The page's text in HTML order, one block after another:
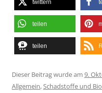
twittern
teilen
teilen
Dieser Beitrag wurde am 9.
Allgemein,Schadstoffe und